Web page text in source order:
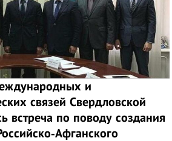
и
связей Свердловской
встреча по поводу создания
Афганского